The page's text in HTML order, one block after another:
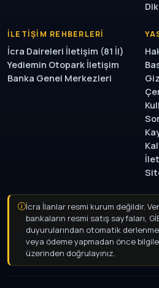
İLETIŞIM REHBERLERI
İcra Daireleri İletişim (81 İl)
Yediemin Otopark İletişim
Banka Genel Merkezleri
İcra İlanlar resmi kurum değildir.
bankaların resmi satış sayfaları,
duyurularından otomatik
veya ödeme yapmadan önce
üzerinden doğrulayınız.